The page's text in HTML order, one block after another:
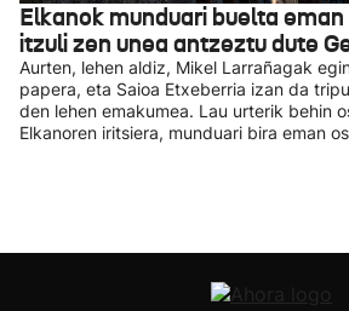
Elkanok munduari buelta
itzuli zen unea antzeztu dute
Aurten, lehen aldiz, Mikel Larrañagak
papera, eta Saioa Etxeberria izan da
den lehen emakumea. Lau urterik behin
Elkanoren iritsiera, munduari bira eman